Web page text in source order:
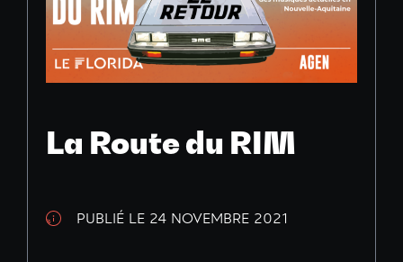
La Route du RIM
PUBLIÉ LE 24 NOVEMBRE 2021